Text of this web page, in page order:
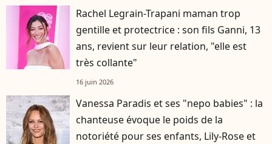
Rachel Legrain-Trapani maman trop
gentille et protectrice : son fils Ganni, 13
ans, revient sur leur relation, "elle est
très collante"
16 juin 2026
Vanessa Paradis et ses "nepo babies" : la
chanteuse évoque le poids de la
notoriété pour ses enfants, Lily-Rose et